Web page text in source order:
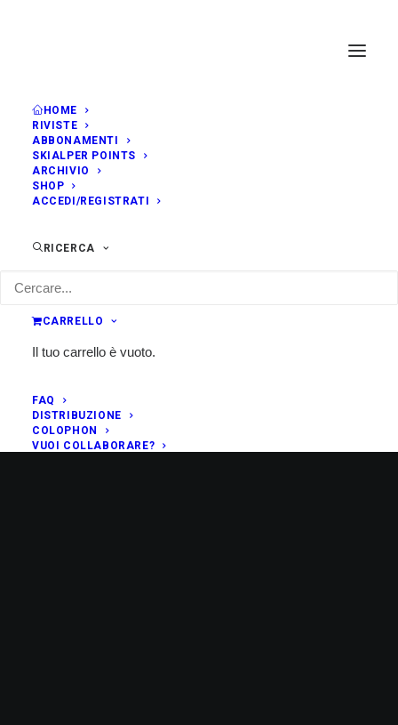
HOME
RIVISTE
ABBONAMENTI
SKIALPER POINTS
ARCHIVIO
SHOP
ACCEDI/REGISTRATI
RICERCA
CARRELLO
Il tuo carrello è vuoto.
FAQ
DISTRIBUZIONE
COLOPHON
VUOI COLLABORARE?